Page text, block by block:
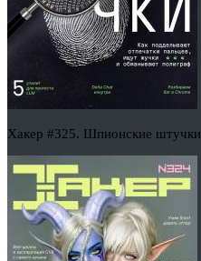
Хакер #325. Шпионские штучки